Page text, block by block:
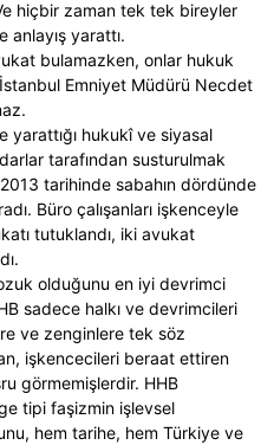
Ve hiçbir zaman tek tek bireyler
anlayış yarattı.
bulamazken, onlar hukuk
Emniyet Müdürü Necdet
yarattığı hukukî ve siyasal
tarafından susturulmak
tarihinde sabahın dördünde
Büro çalışanları işkenceyle
tutuklandı, iki avukat
olduğunu en iyi devrimci
sadece halkı ve devrimcileri
ve zenginlere tek söz
işkencecileri beraat ettiren
görmemişlerdir. HHB
tipi faşizmin işlevsel
hem tarihe, hem Türkiye ve